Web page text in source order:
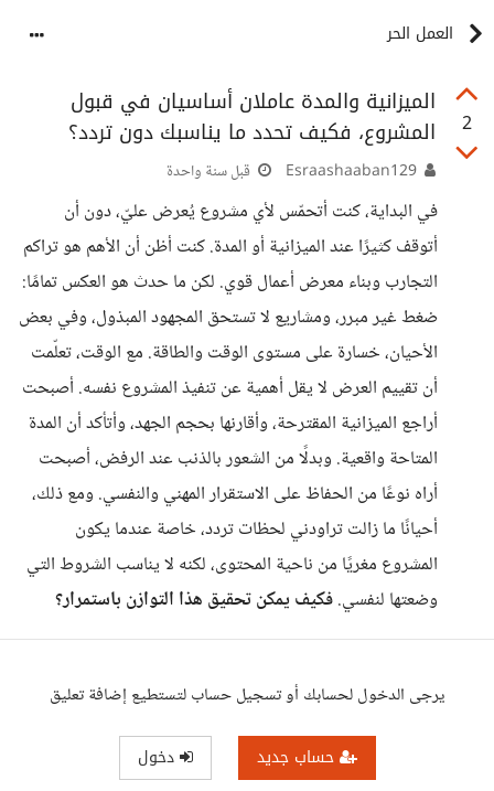
العمل الحر
2
الميزانية والمدة عاملان أساسيان في قبول
المشروع، فكيف تحدد ما يناسبك دون تردد؟
قبل سنة واحدة
في البداية، كنت أتحمّس لأي مشروع يُعرض عليّ، دون أن
أتوقف كثيرًا عند الميزانية أو المدة. كنت أظن أن الأهم هو تراكم
التجارب وبناء معرض أعمال قوي. لكن ما حدث هو العكس تمامًا:
ضغط غير مبرر، ومشاريع لا تستحق المجهود المبذول، وفي بعض
الأحيان، خسارة على مستوى الوقت والطاقة. مع الوقت، تعلّمت
أن تقييم العرض لا يقل أهمية عن تنفيذ المشروع نفسه. أصبحت
أراجع الميزانية المقترحة، وأقارنها بحجم الجهد، وأتأكد أن المدة
المتاحة واقعية. وبدلًا من الشعور بالذنب عند الرفض، أصبحت
أراه نوعًا من الحفاظ على الاستقرار المهني والنفسي. ومع ذلك،
أحيانًا ما زالت تراودني لحظات تردد، خاصة عندما يكون
المشروع مغريًا من ناحية المحتوى، لكنه لا يناسب الشروط التي
وضعتها لنفسي.فكيف يمكن تحقيق هذا التوازن باستمرار؟
يرجى الدخول لحسابك أو تسجيل حساب لتستطيع إضافة تعليق
حساب جديد دخول